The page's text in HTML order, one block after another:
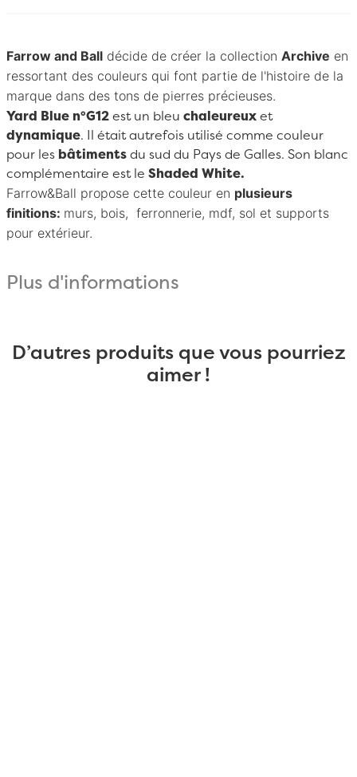
Farrow and Ball décide de créer la collection Archive en
ressortant des couleurs qui font partie de l'histoire de la
marque dans des tons de pierres précieuses.
Yard Blue n°G12 est un bleu chaleureux et
dynamique. Il était autrefois utilisé comme couleur
pour les bâtiments du sud du Pays de Galles. Son blanc
complémentaire est le Shaded White.
Farrow&Ball propose cette couleur en plusieurs
finitions: murs, bois, ferronnerie, mdf, sol et supports
pour extérieur.
Plus d'informations
D’autres produits que vous pourriez
aimer !